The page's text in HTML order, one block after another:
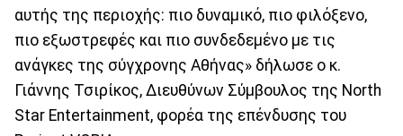
αυτής της περιοχής: πιο δυναμικό, πιο φιλόξενο,
πιο εξωστρεφές και πιο συνδεδεμένο με τις
ανάγκες της σύγχρονης Αθήνας» δήλωσε ο κ.
Γιάννης Τσιρίκος, Διευθύνων Σύμβουλος της North
Star Entertainment, φορέα της επένδυσης του